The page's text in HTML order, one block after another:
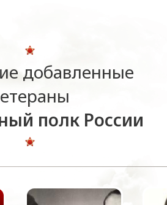
добавленные
полк России